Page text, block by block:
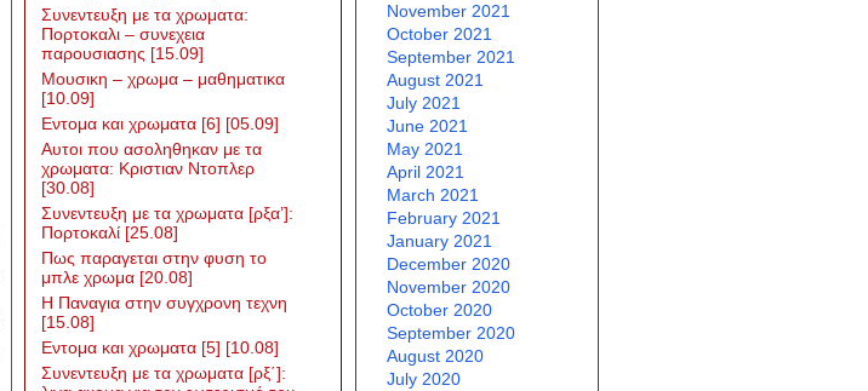
Συνεντευξη με τα χρωματα:
Πορτοκαλι – συνεχεια
παρουσιασης [15.09]
Μουσικη – χρωμα – μαθηματικα
[10.09]
Εντομα και χρωματα [6] [05.09]
Αυτοι που ασοληθηκαν με τα
χρωματα: Κριστιαν Ντοπλερ
[30.08]
Συνεντευξη με τα χρωματα [ρξα’]:
Πορτοκαλί [25.08]
Πως παραγεται στην φυση το
μπλε χρωμα [20.08]
Η Παναγια στην συγχρονη τεχνη
[15.08]
Εντομα και χρωματα [5] [10.08]
Συνεντευξη με τα χρωματα [ρξ΄]:
November 2021
October 2021
September 2021
August 2021
July 2021
June 2021
May 2021
April 2021
March 2021
February 2021
January 2021
December 2020
November 2020
October 2020
September 2020
August 2020
July 2020